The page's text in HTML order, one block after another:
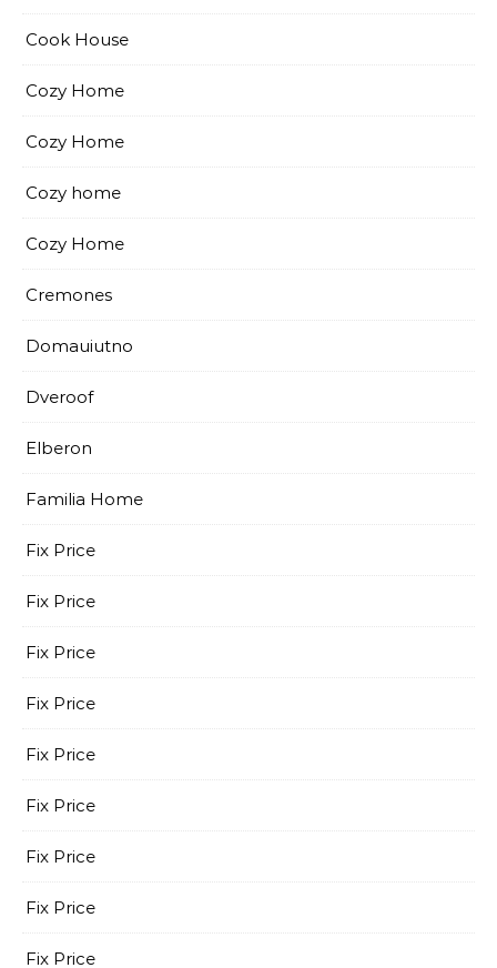
Cook House
Cozy Home
Cozy Home
Cozy home
Cozy Home
Cremones
Domauiutno
Dveroof
Elberon
Familia Home
Fix Price
Fix Price
Fix Price
Fix Price
Fix Price
Fix Price
Fix Price
Fix Price
Fix Price